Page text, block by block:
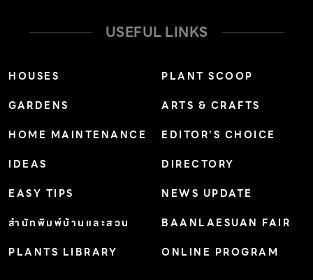
USEFUL LINKS
HOUSES
GARDENS
HOME MAINTENANCE
IDEAS
EASY TIPS
สำนักพิมพ์บ้านและสวน
PLANTS LIBRARY
PLANT SCOOP
ARTS & CRAFTS
EDITOR’S CHOICE
DIRECTORY
NEWS UPDATE
BAANLAESUAN FAIR
ONLINE PROGRAM